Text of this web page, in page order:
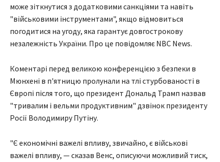
може зіткнутися з додатковими санкціями та навіть
"військовими інструментами", якщо відмовиться
погодитися на угоду, яка гарантує довгострокову
незалежність України. Про це повідомляє NBC News.
Коментарі перед великою конференцією з безпеки в
Мюнхені в п'ятницю пролунали на тлі стурбованості в
Європі після того, що президент Дональд Трамп назвав
"тривалим і вельми продуктивним" дзвінок президенту
Росії Володимиру Путіну.
"Є економічні важелі впливу, звичайно, є військові
важелі впливу, — сказав Венс, описуючи можливий тиск,